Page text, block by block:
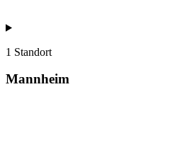
1 Standort
Mannheim